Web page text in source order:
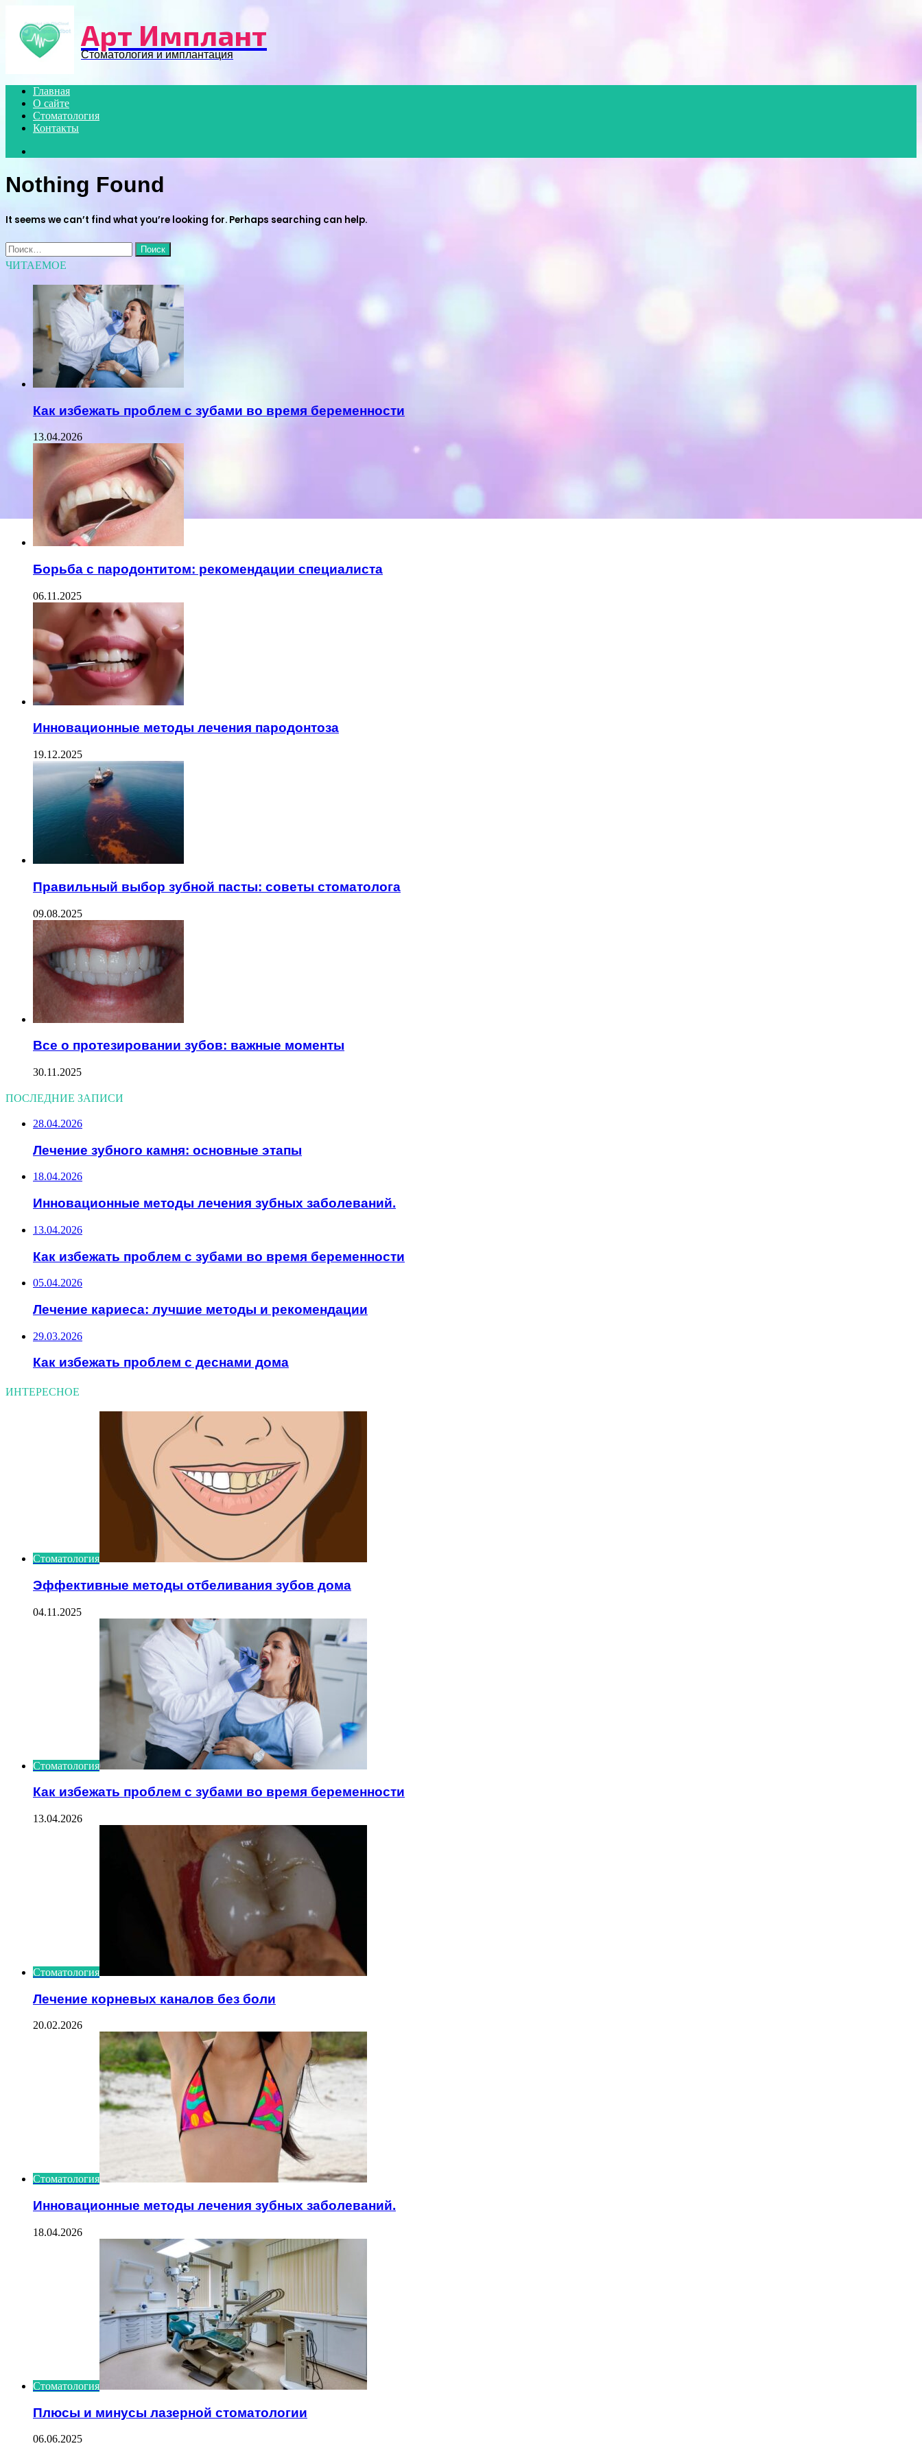
Арт Имплант
Стоматология и имплантация
Главная
О сайте
Стоматология
Контакты
Nothing Found
It seems we can’t find what you’re looking for. Perhaps searching can help.
Найти:
ЧИТАЕМОЕ
Как избежать проблем с зубами во время беременности
13.04.2026
Борьба с пародонтитом: рекомендации специалиста
06.11.2025
Инновационные методы лечения пародонтоза
19.12.2025
Правильный выбор зубной пасты: советы стоматолога
09.08.2025
Все о протезировании зубов: важные моменты
30.11.2025
ПОСЛЕДНИЕ ЗАПИСИ
28.04.2026
Лечение зубного камня: основные этапы
18.04.2026
Инновационные методы лечения зубных заболеваний.
13.04.2026
Как избежать проблем с зубами во время беременности
05.04.2026
Лечение кариеса: лучшие методы и рекомендации
29.03.2026
Как избежать проблем с деснами дома
ИНТЕРЕСНОЕ
Стоматология
Эффективные методы отбеливания зубов дома
04.11.2025
Стоматология
Как избежать проблем с зубами во время беременности
13.04.2026
Стоматология
Лечение корневых каналов без боли
20.02.2026
Стоматология
Инновационные методы лечения зубных заболеваний.
18.04.2026
Стоматология
Плюсы и минусы лазерной стоматологии
06.06.2025